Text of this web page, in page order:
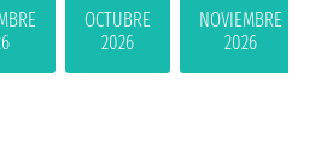
OCTUBRE
2026
NOVIEMBRE
2026